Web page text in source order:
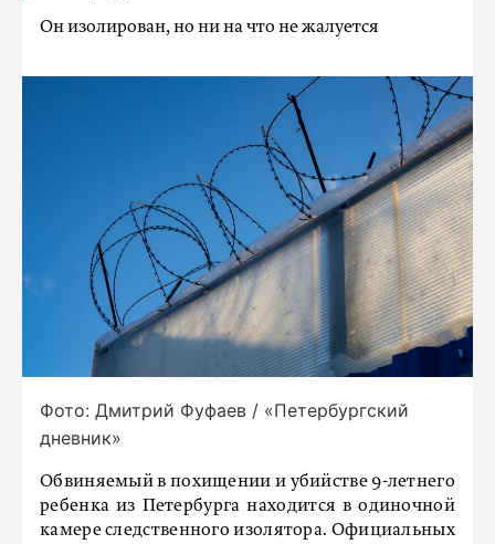
Он изолирован, но ни на что не жалуется
Фото: Дмитрий Фуфаев / «Петербургский
дневник»
Обвиняемый в похищении и убийстве 9-летнего
ребенка из Петербурга находится в одиночной
камере следственного изолятора. Официальных